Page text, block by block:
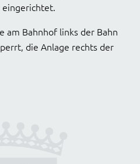
eingerichtet.
am Bahnhof links der Bahn
die Anlage rechts der